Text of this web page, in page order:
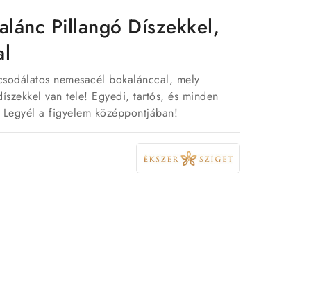
Pillangó Díszekkel,
nemesacél bokalánccal, mely
van tele! Egyedi, tartós, és minden
a figyelem középpontjában!